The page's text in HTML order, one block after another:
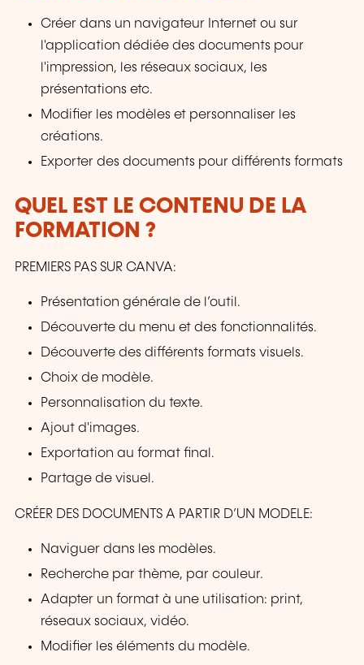
Créer dans un navigateur Internet ou sur
l'application dédiée des documents pour
l'impression, les réseaux sociaux, les
présentations etc.
Modifier les modèles et personnaliser les
créations.
Exporter des documents pour différents formats
QUEL EST LE CONTENU DE LA
FORMATION ?
PREMIERS PAS SUR CANVA:
Présentation générale de l’outil.
Découverte du menu et des fonctionnalités.
Découverte des différents formats visuels.
Choix de modèle.
Personnalisation du texte.
Ajout d'images.
Exportation au format final.
Partage de visuel.
CRÉER DES DOCUMENTS A PARTIR D’UN MODELE:
Naviguer dans les modèles.
Recherche par thème, par couleur.
Adapter un format à une utilisation: print,
réseaux sociaux, vidéo.
Modifier les éléments du modèle.